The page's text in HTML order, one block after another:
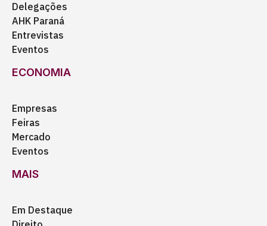
Delegações
AHK Paraná
Entrevistas
Eventos
ECONOMIA
Empresas
Feiras
Mercado
Eventos
MAIS
Em Destaque